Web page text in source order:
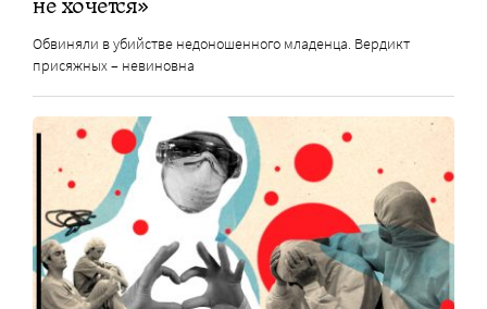
Обвиняли в убийстве недоношенного младенца. Вердикт
присяжных – невиновна